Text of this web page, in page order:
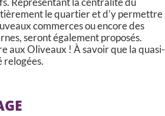
le quartier et d’y permettre
commerces ou encore des
seront également proposés.
aux Oliveaux ! À savoir que la quasi-
relogées.